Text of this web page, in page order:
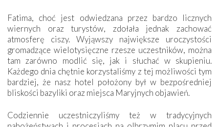
Fatima, choć jest odwiedzana przez bardzo licznych
wiernych oraz turystów, zdołała jednak zachować
atmosferę ciszy. Wyjąwszy największe uroczystości
gromadzące wielotysięczne rzesze uczestników, można
tam zarówno modlić się, jak i słuchać w skupieniu.
Każdego dnia chętnie korzystaliśmy z tej możliwości tym
bardziej, że nasz hotel położony był w bezpośredniej
bliskości bazyliki oraz miejsca Maryjnych objawień.
Codziennie uczestniczyliśmy też w tradycyjnych